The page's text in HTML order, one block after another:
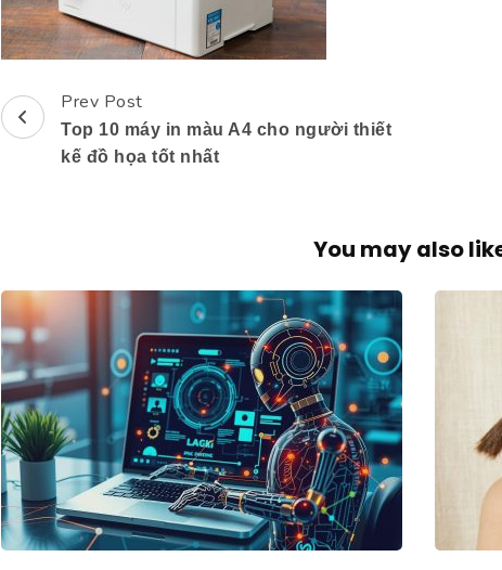
Post
Navigation
Prev Post
Top 10 máy in màu A4 cho người thiết
kế đồ họa tốt nhất
You may also